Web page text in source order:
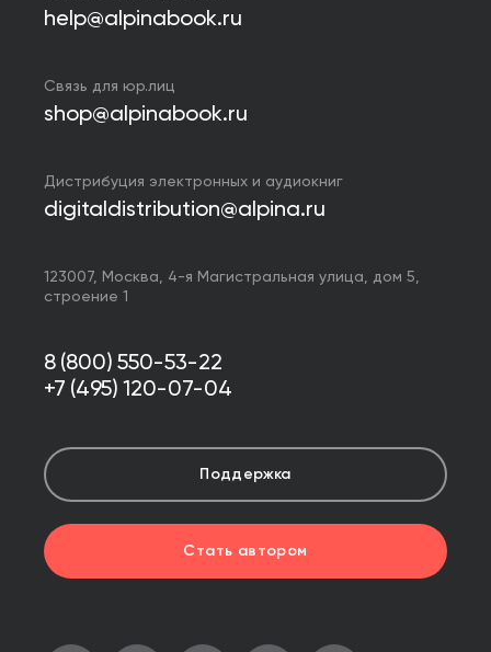
help@alpinabook.ru
Связь для юр.лиц
shop@alpinabook.ru
Дистрибуция электронных и аудиокниг
digitaldistribution@alpina.ru
123007, Москва, 4-я Магистральная улица, дом 5,
строение 1
8 (800) 550-53-22
+7 (495) 120-07-04
Поддержка
Стать автором